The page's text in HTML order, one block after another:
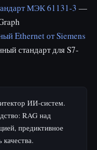
МЭК 61131-3 —
Ethernet от Siemens
стандарт для S7-
ИИ-систем.
RAG над
предиктивное